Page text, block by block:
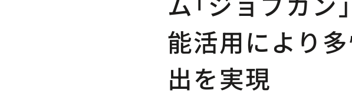
能活用により
出を実現